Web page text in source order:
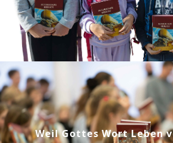
Weil Gottes Wort Leben